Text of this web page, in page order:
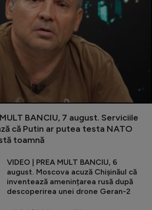
BANCIU, 7 august. Serviciile
că Putin ar putea testa NATO
toamnă
VIDEO | PREA MULT BANCIU, 6
august. Moscova acuză Chișinăul că
inventează amenințarea rusă după
descoperirea unei drone Geran-2